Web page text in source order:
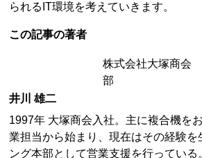
られるIT環境を考えていきます。
この記事の著者
株式会社大塚商会
部
井川 雄二
1997年 大塚商会入社。主に複合機を
業担当から始まり、現在はその経験を
ング本部として営業支援を行っている